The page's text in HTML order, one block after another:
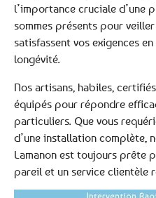
l’importance cruciale d’une
sommes présents pour
satisfassent vos exigences
longévité.
Nos artisans, habiles,
équipés pour répondre
particuliers. Que vous
d’une installation complète,
Lamanon est toujours prête
pareil et un service clientèle